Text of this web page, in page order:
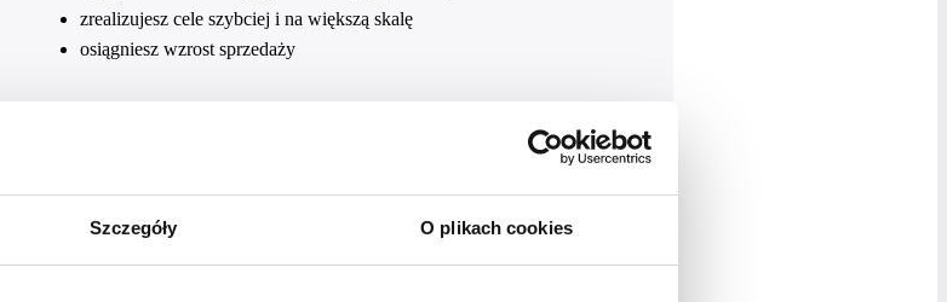
Szczegóły O plikach cookies
zrealizujesz cele szybciej i na większą skalę
osiągniesz wzrost sprzedaży
Oglądaj lekcje pełne wiedzy, inspiracji i praktycznych wskazówek.
utrwalą zdobytą wiedzę.